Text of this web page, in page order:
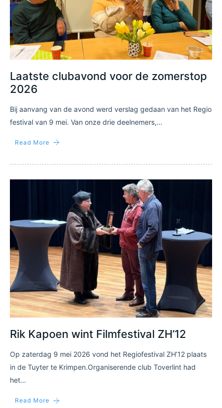
Laatste clubavond voor de zomerstop
2026
Bij aanvang van de avond werd verslag gedaan van het Regio
festival van 9 mei. Van onze drie deelnemers,…
Read More
Rik Kapoen wint Filmfestival ZH’12
Op zaterdag 9 mei 2026 vond het Regiofestival ZH’12 plaats
in de Tuyter te Krimpen.Organiserende club Toverlint had
het…
Read More